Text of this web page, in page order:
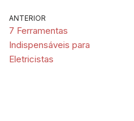
ANTERIOR
7 Ferramentas
Indispensáveis para
Eletricistas